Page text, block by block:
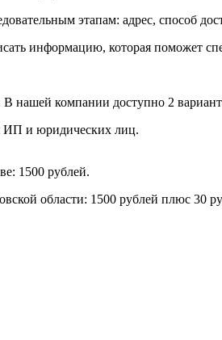
этапам: адрес, способ
информацию, которая поможет
нашей компании доступно 2
ИП и юридических лиц.
1500 рублей.
области: 1500 рублей плюс